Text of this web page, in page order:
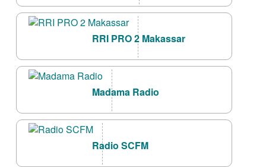
RRI PRO 2 Makassar
Madama Radio
Radio SCFM